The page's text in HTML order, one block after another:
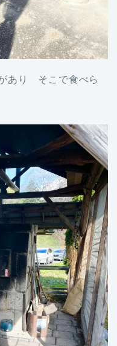
あり そこで食べら